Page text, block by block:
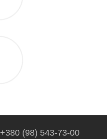
+380 (98) 543-73-00